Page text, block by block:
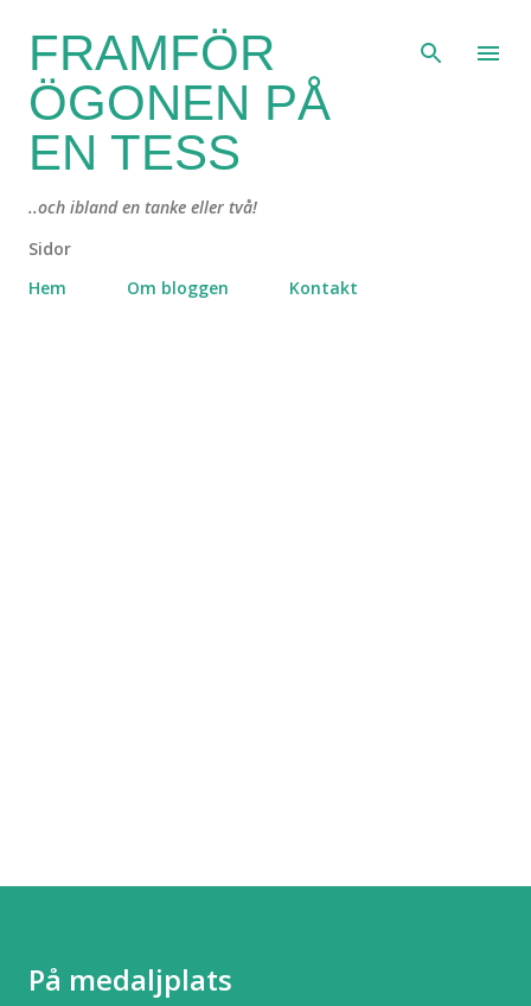
Fortsätt till huvudinnehåll
FRAMFÖR
ÖGONEN PÅ
EN TESS
..och ibland en tanke eller två!
Sidor
Hem
Om bloggen Kontakt
På medaljplats